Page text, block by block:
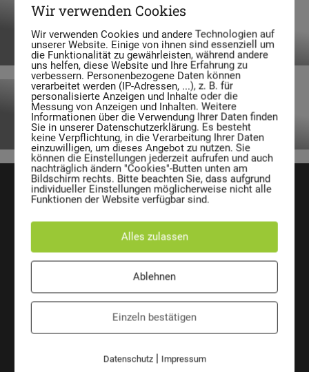
Mülltonne Citybac Confido
Mülltonne Citybac Medical
AE Entsorgungssysteme GmbH
Josef Sandhofer Straße 9c
Telefon:+43 2266 66 190 0
Fax:
office@ae-entsorgung.eu
Mülltonne CO2 Kalkulator
Wir verwenden Cookies
Wir verwenden Cookies und andere Technologien auf
unserer Website. Einige von ihnen sind essenziell um
die Funktionalität zu gewährleisten, während andere
uns helfen, diese Website und Ihre Erfahrung zu
verbessern. Personenbezogene Daten können
verarbeitet werden (IP-Adressen, ...), z. B. für
personalisierte Anzeigen und Inhalte oder die
Messung von Anzeigen und Inhalten. Weitere
Informationen über die Verwendung Ihrer Daten finden
Sie in unserer Datenschutzerklärung. Es besteht
keine Verpflichtung, in die Verarbeitung Ihrer Daten
einzuwilligen, um dieses Angebot zu nutzen. Sie
können die Einstellungen jederzeit aufrufen und auch
nachträglich ändern "Cookies"-Butten unten am
Bildschirm rechts. Bitte beachten Sie, dass aufgrund
individueller Einstellungen möglicherweise nicht alle
Funktionen der Website verfügbar sind.
Alles zulassen
Ablehnen
Einzeln bestätigen
Datenschutz| Impressum